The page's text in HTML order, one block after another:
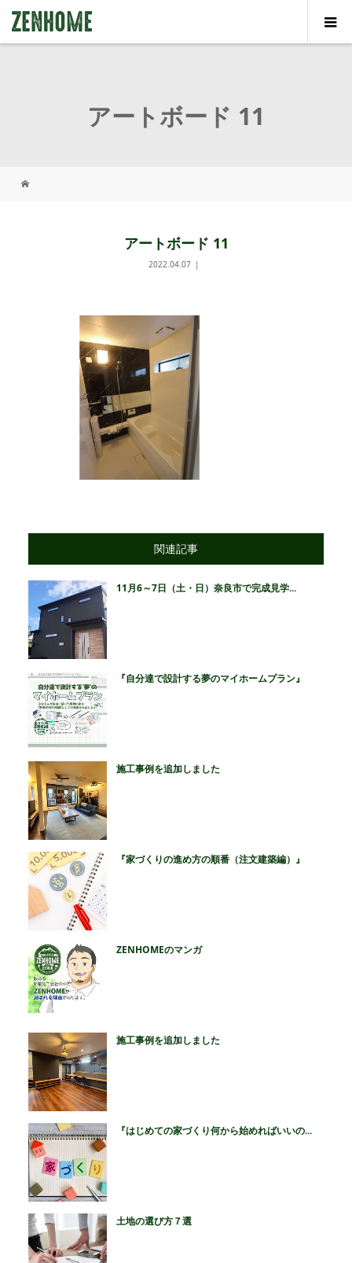
アートボード 11
アートボード 11
2022.04.07
関連記事
11月6～7日（土・日）奈良市で完成見学...
『自分達で設計する夢のマイホームプラン』
施工事例を追加しました
『家づくりの進め方の順番（注文建築編）』
ZENHOMEのマンガ
施工事例を追加しました
『はじめての家づくり何から始めればいいの...
土地の選び方７選